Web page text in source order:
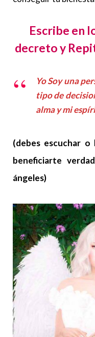
Escribe en
decreto y
Yo Soy una
tipo de
alma y mi
(debes escuchar
beneficiarte
ángeles)